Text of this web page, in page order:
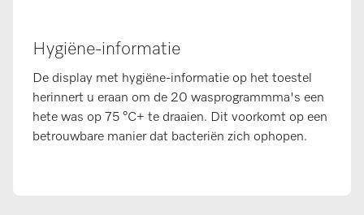
Hygiëne-informatie
De display met hygiëne-informatie op het toestel
herinnert u eraan om de 20 wasprogrammma's een
hete was op 75 °C+ te draaien. Dit voorkomt op een
betrouwbare manier dat bacteriën zich ophopen.